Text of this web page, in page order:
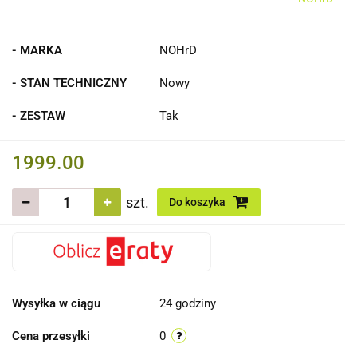
- MARKA NOHrD
- STAN TECHNICZNY Nowy
- ZESTAW Tak
1999.00
szt. Do koszyka
Wysyłka w ciągu 24 godziny
Cena przesyłki 0